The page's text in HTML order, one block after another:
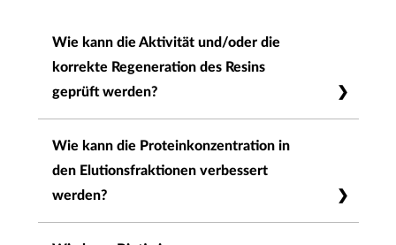
Wie kann die Aktivität und/oder die
korrekte Regeneration des Resins
geprüft werden?
überprüft werden. HABA hat in Lösung eine
gelbe Farbe und bindet an die Biotin-
Bindungstasche von Strep-Tactin
bzw. Strep-
®
Wie kann die Proteinkonzentration in
den Elutionsfraktionen verbessert
werden?